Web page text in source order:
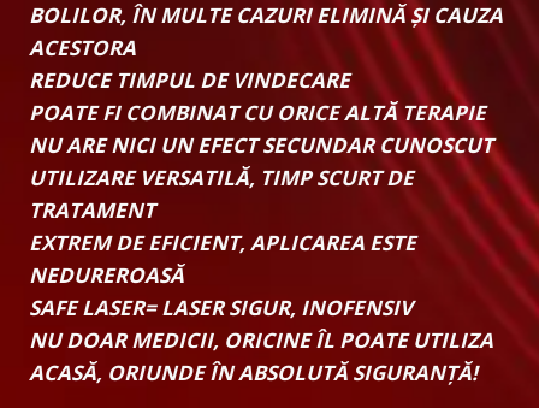
BOLILOR, ÎN MULTE CAZURI ELIMINĂ ȘI CAUZA
ACESTORA
REDUCE TIMPUL DE VINDECARE
POATE FI COMBINAT CU ORICE ALTĂ TERAPIE
NU ARE NICI UN EFECT SECUNDAR CUNOSCUT
UTILIZARE VERSATILĂ, TIMP SCURT DE
TRATAMENT
EXTREM DE EFICIENT, APLICAREA ESTE
NEDUREROASĂ
SAFE LASER= LASER SIGUR, INOFENSIV
NU DOAR MEDICII, ORICINE ÎL POATE UTILIZA
ACASĂ, ORIUNDE ÎN ABSOLUTĂ SIGURANȚĂ!